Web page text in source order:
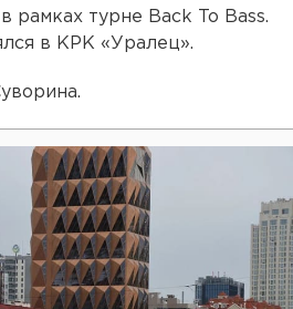
рамках турне Back To Bass.
в КРК «Уралец».